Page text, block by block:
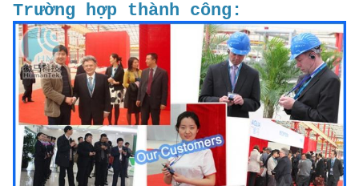
Trường hợp thành công: